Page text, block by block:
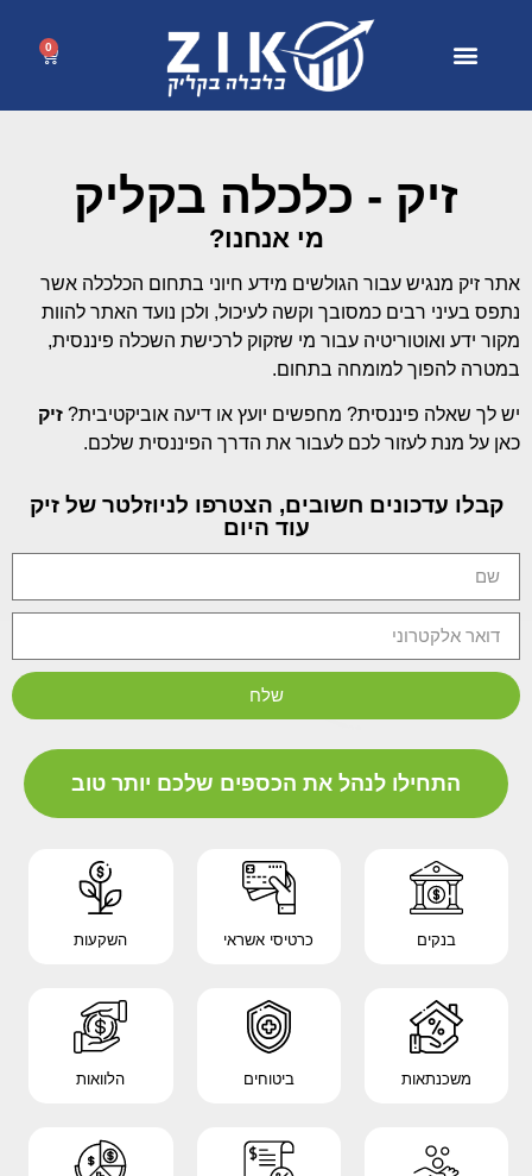
0
זיק - כלכלה בקליק
מי אנחנו?
אתר זיק מנגיש עבור הגולשים מידע חיוני בתחום הכלכלה אשר
נתפס בעיני רבים כמסובך וקשה לעיכול, ולכן נועד האתר להוות
מקור ידע ואוטוריטיה עבור מי שזקוק לרכישת השכלה פיננסית,
במטרה להפוך למומחה בתחום.
יש לך שאלה פיננסית? מחפשים יועץ או דיעה אוביקטיבית? זיק
כאן על מנת לעזור לכם לעבור את הדרך הפיננסית שלכם.
קבלו עדכונים חשובים, הצטרפו לניוזלטר של זיק
עוד היום
שלח
התחילו לנהל את הכספים שלכם יותר טוב
בנקים כרטיסי אשראי השקעות
משכנתאות ביטוחים הלוואות